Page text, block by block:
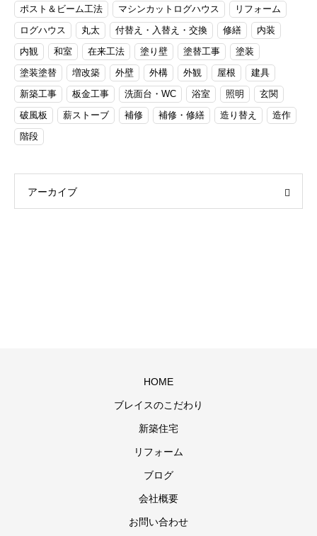
ポスト＆ビーム工法
マシンカットログハウス
リフォーム
ログハウス
丸太 付替え・入替え・交換 修繕
内装
内観
和室 在来工法 塗り壁 塗替工事
塗装
塗装塗替
増改築 外壁 外構 外観 屋根
建具
新築工事
板金工事 洗面台・WC 浴室 照明
玄関
破風板
薪ストーブ 補修 補修・修繕 造り替え
造作
階段
アーカイブ
HOME
ブレイスのこだわり
新築住宅
リフォーム
ブログ
会社概要
お問い合わせ